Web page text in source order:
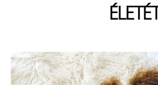
ÉLETÉT